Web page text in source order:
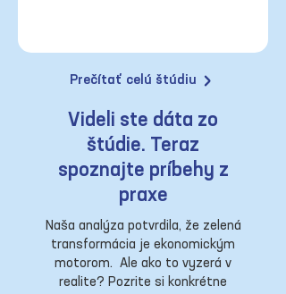
Prečítať celú štúdiu
Videli ste dáta zo
štúdie. Teraz
spoznajte príbehy z
praxe
Naša analýza potvrdila, že zelená
transformácia je ekonomickým
motorom. Ale ako to vyzerá v
realite? Pozrite si konkrétne